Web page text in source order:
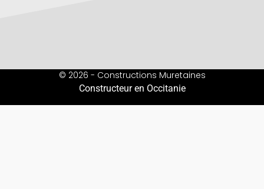
© 2026 - Constructions Muretaines
Constructeur en Occitanie